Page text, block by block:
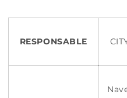
RESPONSABLE